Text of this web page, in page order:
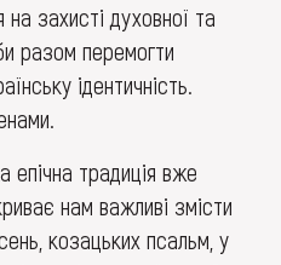
захисті духовної та
разом перемогти
ідентичність.
епічна традиція вже
нам важливі змісти
козацьких псальм, у